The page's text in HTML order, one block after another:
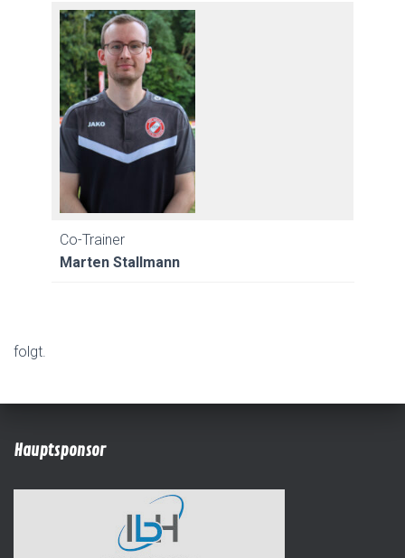
Co-Trainer
Marten Stallmann
folgt.
Hauptsponsor